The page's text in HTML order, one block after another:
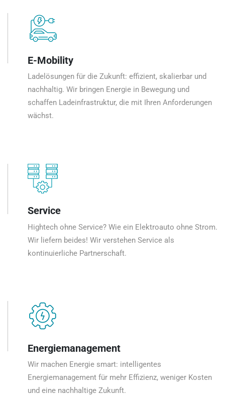
E-Mobility
Ladelösungen für die Zukunft: effizient, skalierbar und
nachhaltig. Wir bringen Energie in Bewegung und
schaffen Ladeinfrastruktur, die mit Ihren Anforderungen
wächst.
Service
Hightech ohne Service? Wie ein Elektroauto ohne Strom.
Wir liefern beides! Wir verstehen Service als
kontinuierliche Partnerschaft.
Energiemanagement
Wir machen Energie smart: intelligentes
Energiemanagement für mehr Effizienz, weniger Kosten
und eine nachhaltige Zukunft.